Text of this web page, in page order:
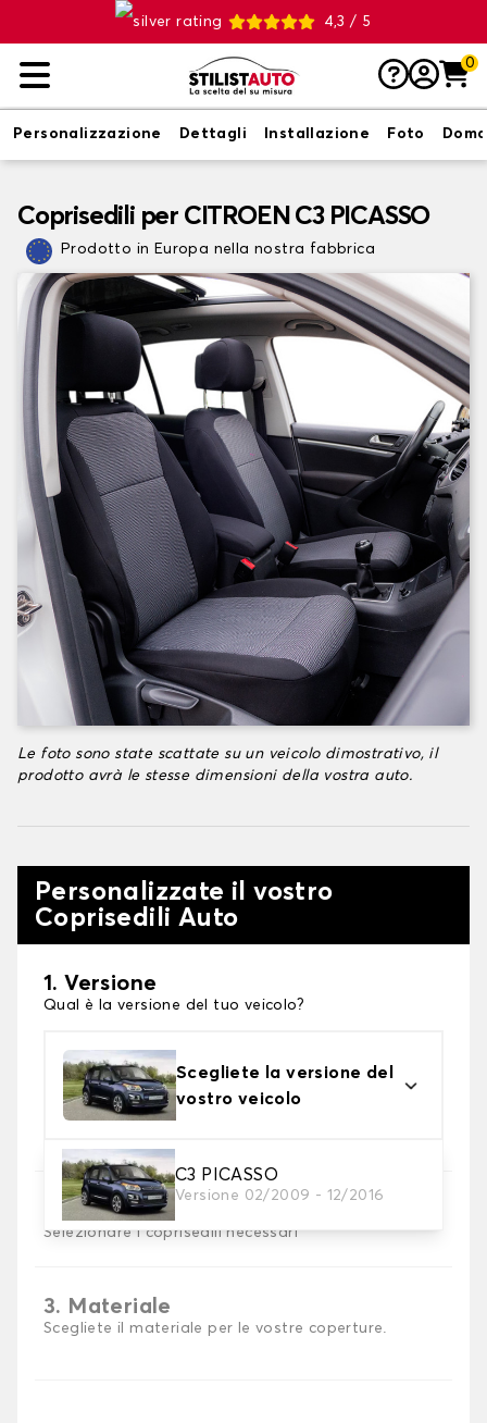
4,3 / 5
0
Personalizzazione Dettagli Installazione Foto
Coprisedili per CITROEN C3 PICASSO
Prodotto in Europa nella nostra fabbrica
Le foto sono state scattate su un veicolo dimostrativo, il
prodotto avrà le stesse dimensioni della vostra auto.
Personalizzate il vostro
Coprisedili Auto
1. Versione
Qual è la versione del tuo veicolo?
Scegliete la versione del
vostro veicolo
C3 PICASSO
Versione 02/2009 - 12/2016
2. Set di coperture
Selezionare i coprisedili necessari
3. Materiale
Scegliete il materiale per le vostre coperture.